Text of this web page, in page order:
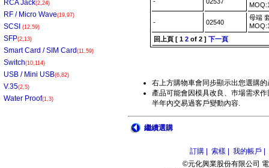
RCA Jack(2,24)
RF / Micro Wave(19,97)
SCSI (12,59)
SFP(2,13)
Smart Card / SIM Card (11,59)
Switch(10,114)
USB / Mini USB(6,82)
V.35(2,5)
Water Proof(1,3)
- 02540
母端
回上頁 [ 1 2 of 2 ] 下一頁
右上方購物車會同步顯示出您選購的
產品可能會因模具改良、巿場需求
半年內交易過客戶變動內容.
繼續選購
訂購 | 索樣 |
我的帳戶 |
©元化興業股份有限公司